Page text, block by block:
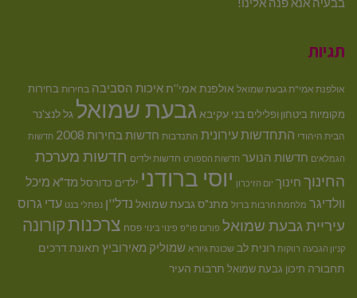
תגיות
אולפנת אמי"ת גבעת שמואל אולפנת אמי''תאיכות הסביבה בחירות בחירות
מקומיות ביטחון ופלילים בני עקיבא גבעת שמואל גל לנצ'נר
הבית היהודי התחדשות עירונית התנדבות חדשות בחירות 2008 חדשות
הגמלאים חדשות הנוער חדשות הספורט חדשות ילדים חדשות מערכת
החינוך חינוך יום הזיכרון יוסי ברודני ילדים כדורסל מד"א מיכל
וולדיגר מלחמת חרבות ברזל מתנ"ס גבעת שמואל נדל''ן נפתלי בנט עדי גרוס
עיריית גבעת שמואל פורום פו"פ פינוי בינוי פסח צרכנותקורונה
קניון הגבעה רווקות רונית לב שכונת גיורא שמוליק מאירוביץ תאונת דרכים
תחבורה תיכון גבעת שמואל תרבות העיר